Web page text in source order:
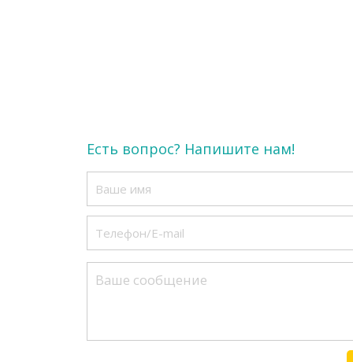
Есть вопрос? Напишите нам!